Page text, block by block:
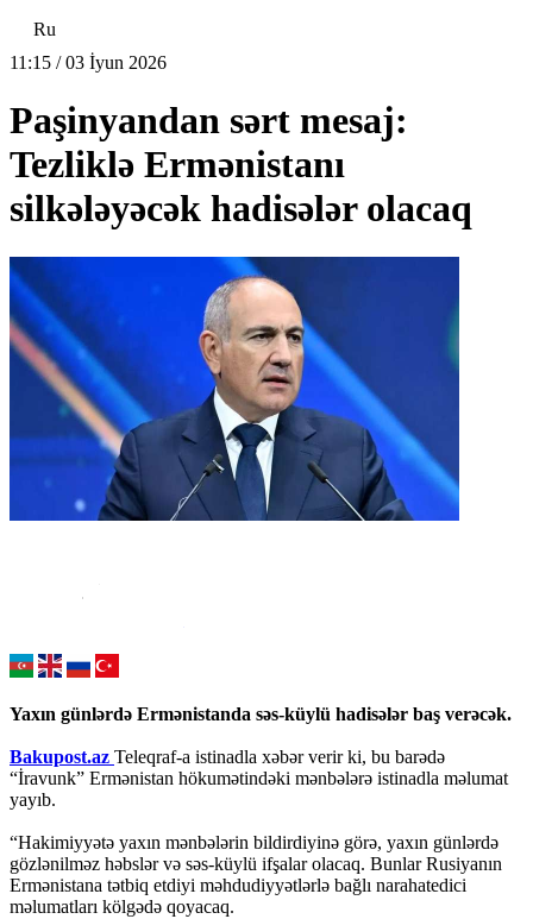
Ru
11:15 / 03 İyun 2026
Paşinyandan sərt mesaj:
Tezliklə Ermənistanı
silkələyəcək hadisələr olacaq
Yaxın günlərdə Ermənistanda səs-küylü hadisələr baş verəcək.
Bakupost.az Teleqraf-a istinadla xəbər verir ki, bu barədə
“İravunk” Ermənistan hökumətindəki mənbələrə istinadla məlumat
yayıb.
“Hakimiyyətə yaxın mənbələrin bildirdiyinə görə, yaxın günlərdə
gözlənilməz həbslər və səs-küylü ifşalar olacaq. Bunlar Rusiyanın
Ermənistana tətbiq etdiyi məhdudiyyətlərlə bağlı narahatedici
məlumatları kölgədə qoyacaq.